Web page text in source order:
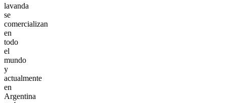
lavanda
se
comercializan
en
todo
el
mundo
y
actualmente
en
Argentina